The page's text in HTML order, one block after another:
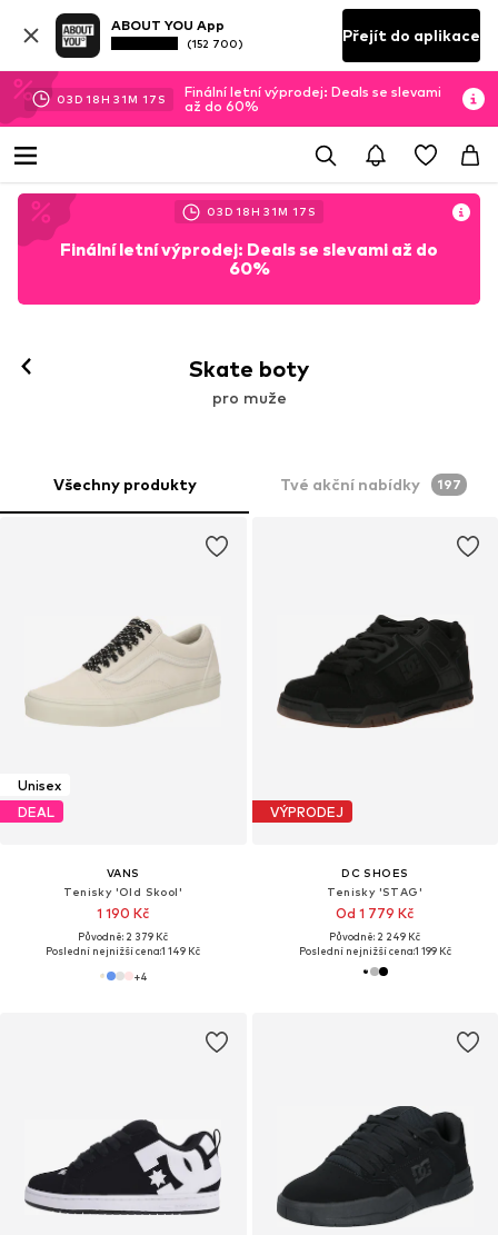
ABOUT YOU App
(152 700) Přejít do aplikace
03D 18H 31M 16 S
Finální letní výprodej: Deals se slevami
až do 60%
03D 18H 31M 16 S
Finální letní výprodej: Deals se slevami až do
60%
Skate boty
pro muže
Všechny produkty Tvé akční nabídky 197
Unisex
DEAL
VANS
Tenisky 'Old Skool'
1 190 Kč
Původně: 2 379 Kč
Poslední nejnižší cena:1 149 Kč
+4
VÝPRODEJ
DC SHOES
Tenisky 'STAG'
Od 1 779 Kč
Původně: 2 249 Kč
Poslední nejnižší cena:1 199 Kč